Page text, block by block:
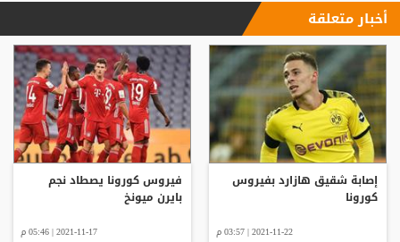
أخبار متعلقة
إصابة شقيق هازارد بفيروس
كورونا
2021-11-22 | 03:57 م
فيروس كورونا يصطاد نجم
بايرن ميونخ
2021-11-17 | 05:46 م